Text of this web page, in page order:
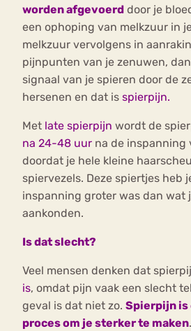
worden afgevoerd door je
een ophoping van melkzuur in
melkzuur vervolgens in
pijnpunten van je zenuwen,
signaal van je spieren door de
hersenen en dat is spierpijn.
Met late spierpijn wordt de
na 24-48 uur na de inspanning
doordat je hele kleine
spiervezels. Deze spiertjes heb
inspanning groter was dan wat
aankonden.
Is dat slecht?
Veel mensen denken dat
is, omdat pijn vaak een slecht
geval is dat niet zo. Spierpijn
proces om je sterker te maken